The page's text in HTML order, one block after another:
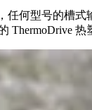
何型号的槽